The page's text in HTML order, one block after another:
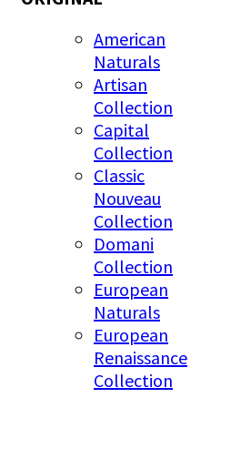
American
Naturals
Artisan
Collection
Capital
Collection
Classic
Nouveau
Collection
Domani
Collection
European
Naturals
European
Renaissance
Collection